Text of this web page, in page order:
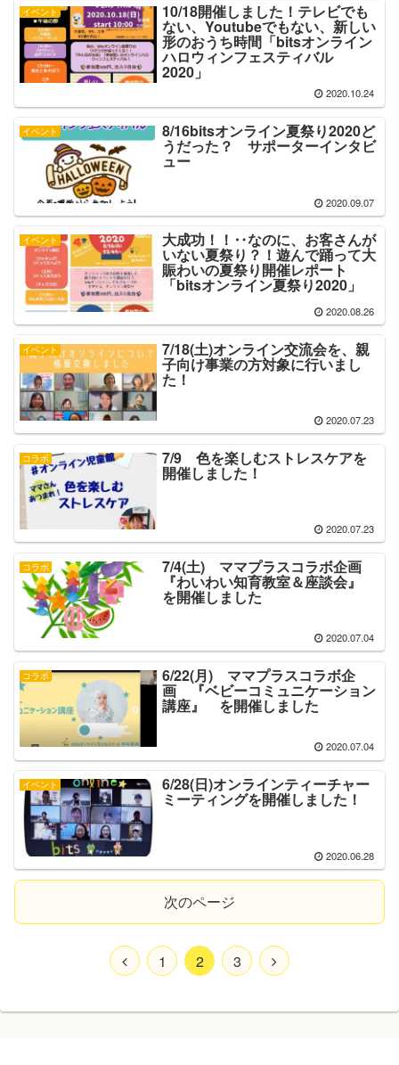
イベント 10/18開催しました！テレビでも
ない、Youtubeでもない、新しい
形のおうち時間「bitsオンライン
ハロウィンフェスティバル
2020」
2020.10.24
イベント 8/16bitsオンライン夏祭り2020ど
うだった？ サポーターインタビ
ュー
2020.09.07
イベント 大成功！！‥なのに、お客さんが
いない夏祭り？！遊んで踊って大
賑わいの夏祭り開催レポート
「bitsオンライン夏祭り2020」
2020.08.26
イベント 7/18(土)オンライン交流会を、親
子向け事業の方対象に行いまし
た！
2020.07.23
コラボ 7/9 色を楽しむストレスケアを
開催しました！
2020.07.23
コラボ 7/4(土) ママプラスコラボ企画
『わいわい知育教室＆座談会』
を開催しました
2020.07.04
コラボ 6/22(月) ママプラスコラボ企
画 『ベビーコミュニケーション
講座』 を開催しました
2020.07.04
イベント 6/28(日)オンラインティーチャー
ミーティングを開催しました！
2020.06.28
次のページ
1 2 3